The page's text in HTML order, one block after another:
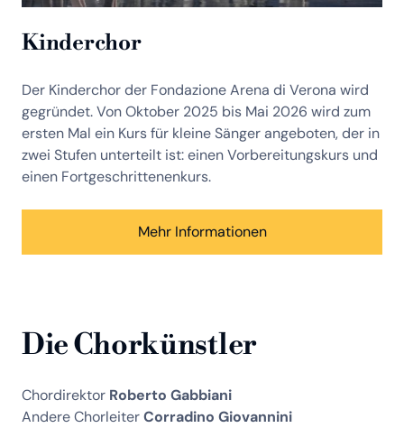
Kinderchor
Der Kinderchor der Fondazione Arena di Verona wird
gegründet. Von Oktober 2025 bis Mai 2026 wird zum
ersten Mal ein Kurs für kleine Sänger angeboten, der in
zwei Stufen unterteilt ist: einen Vorbereitungskurs und
einen Fortgeschrittenenkurs.
Mehr Informationen
Die Chorkünstler
Chordirektor Roberto Gabbiani
Andere ChorleiterCorradino Giovannini